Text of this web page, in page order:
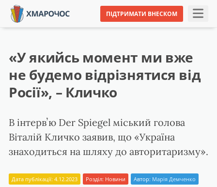
ПІДТРИМАТИ ВНЕСКОМ
«У якийсь момент ми вже
не будемо відрізнятися від
Росії», – Кличко
В інтервʼю Der Spiegel міський голова
Віталій Кличко заявив, що «Україна
знаходиться на шляху до авторитаризму».
Дата публікації: 4.12.2023 Розділ: Новини Автор: Марія Демченко